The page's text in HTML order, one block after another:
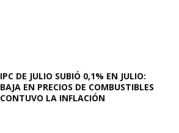
IPC DE JULIO SUBIÓ 0,1% EN JULIO:
BAJA EN PRECIOS DE COMBUSTIBLES
CONTUVO LA INFLACIÓN